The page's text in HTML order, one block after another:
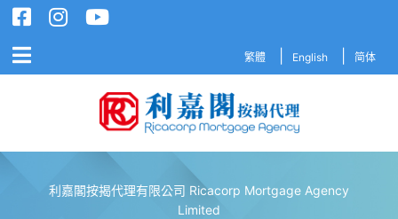
繁體 English 简体
利嘉閣按揭代理有限公司 Ricacorp Mortgage Agency
Limited